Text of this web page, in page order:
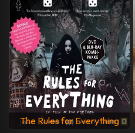
The Rules for Everything